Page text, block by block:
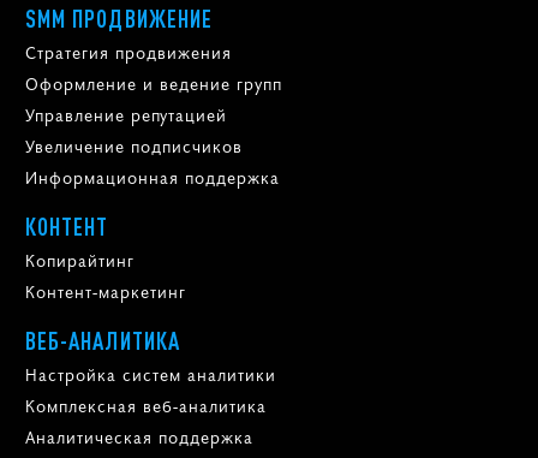
SMM ПРОДВИЖЕНИЕ
Стратегия продвижения
Оформление и ведение групп
Управление репутацией
Увеличение подписчиков
Информационная поддержка
КОНТЕНТ
Копирайтинг
Контент-маркетинг
ВЕБ-АНАЛИТИКА
Настройка систем аналитики
Комплексная веб-аналитика
Аналитическая поддержка